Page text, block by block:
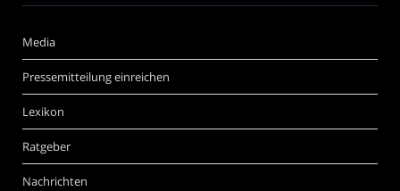
Media
Pressemitteilung einreichen
Lexikon
Ratgeber
Nachrichten